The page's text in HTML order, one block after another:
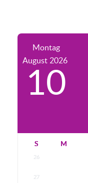
Montag
August 2026
10
S M
26
27